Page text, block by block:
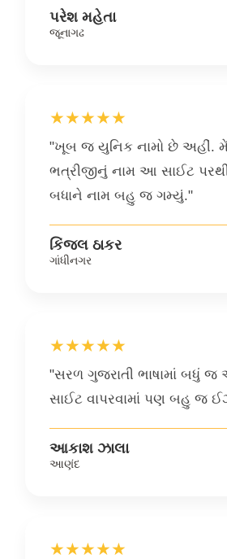
પરેશ મહેતા
જૂનાગઢ
★★★★★
"ખૂબ જ યુનિક નામો છે અહીં. મેં
ભત્રીજીનું નામ આ સાઈટ
બધાને નામ બહુ જ ગમ્યું."
કિંજલ ઠાકર
ગાંધીનગર
★★★★★
"સરળ ગુજરાતી ભાષામાં બધું
સાઈટ વાપરવામાં પણ બહુ જ
આકાશ ઝાલા
આણંદ
★★★★★